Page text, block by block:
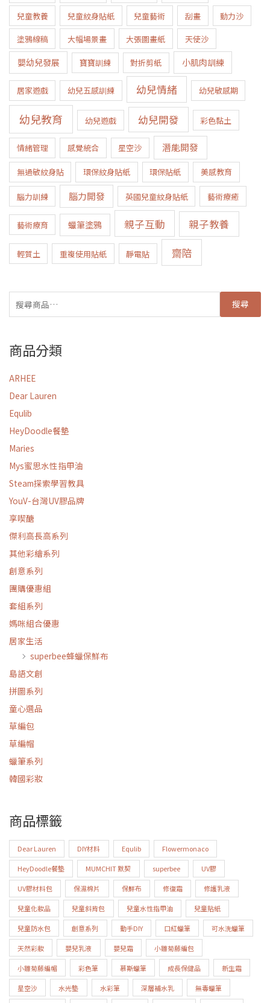
兒童教養
兒童紋身貼紙 兒童藝術 刮畫
動力沙
塗鴉線稿
大幅場景畫 大張圖畫紙 天使沙
嬰幼兒發展 寶寶訓練 對折剪紙 小肌肉訓練
居家遊戲 幼兒五感訓練 幼兒情緒 幼兒敏感期
幼兒教育 幼兒遊戲 幼兒開發 彩色黏土
情緒管理 感覺統合 星空沙 潛能開發
無過敏紋身貼 環保紋身貼紙 環保貼紙 美感教育
腦力訓練 腦力開發 英國兒童紋身貼紙 藝術療癒
藝術療育 蠟筆塗鴉 親子互動 親子教養
輕質土 重複使用貼紙 靜電貼 齋陪
搜尋
商品分類
ARHEE
Dear Lauren
Equlib
HeyDoodle餐墊
Maries
Mys蜜思水性指甲油
Steam探索學習教具
YouV-台灣UV膠品牌
享喫醣
傑利高長高系列
其他彩繪系列
創意系列
團購優惠組
套組系列
媽咪組合優惠
居家生活
superbee蜂蠟保鮮布
島語文創
拼圖系列
童心選品
草編包
草編帽
蠟筆系列
韓國彩妝
商品標籤
Dear Lauren DIY材料 Equlib Flowermonaco
HeyDoodle餐墊 MUMCHIT 默契 superbee UV膠
UV膠材料包 保濕棉片 保鮮布 修復霜 修護乳液
兒童化妝品 兒童斜背包 兒童水性指甲油 兒童貼紙
兒童防水包 創意系列 動手DIY 口紅蠟筆 可水洗蠟筆
天然彩妝 嬰兒乳液 嬰兒霜 小雛菊藤編包
小雛菊藤編帽 彩色筆 慕斯蠟筆 成長保健品 新生霜
星空沙 水光墊 水彩筆 深層補水乳 無毒蠟筆